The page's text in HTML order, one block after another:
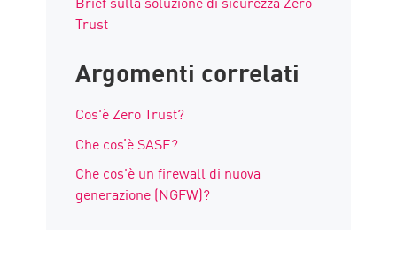
Trust
Argomenti correlati
Cos'è Zero Trust?
Che cos’è SASE?
Che cos'è un firewall di nuova
generazione (NGFW)?